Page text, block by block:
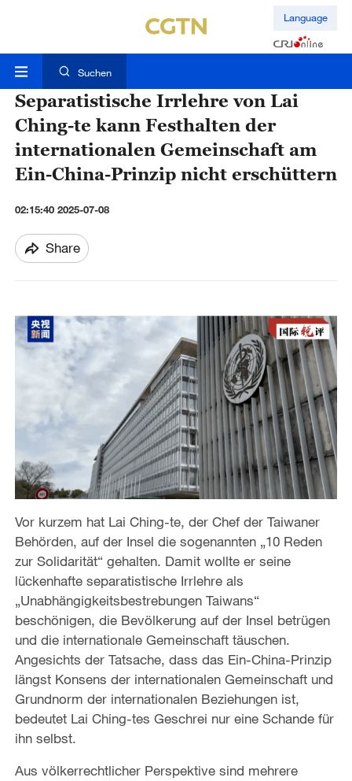
Language
Suchen
Separatistische Irrlehre von Lai
Ching-te kann Festhalten der
internationalen Gemeinschaft am
Ein-China-Prinzip nicht erschüttern
02:15:40 2025-07-08
Share
Vor kurzem hat Lai Ching-te, der Chef der Taiwaner
Behörden, auf der Insel die sogenannten „10 Reden
zur Solidarität“ gehalten. Damit wollte er seine
lückenhafte separatistische Irrlehre als
„Unabhängigkeitsbestrebungen Taiwans“
beschönigen, die Bevölkerung auf der Insel betrügen
und die internationale Gemeinschaft täuschen.
Angesichts der Tatsache, dass das Ein-China-Prinzip
längst Konsens der internationalen Gemeinschaft und
Grundnorm der internationalen Beziehungen ist,
bedeutet Lai Ching-tes Geschrei nur eine Schande für
ihn selbst.
Aus völkerrechtlicher Perspektive sind mehrere